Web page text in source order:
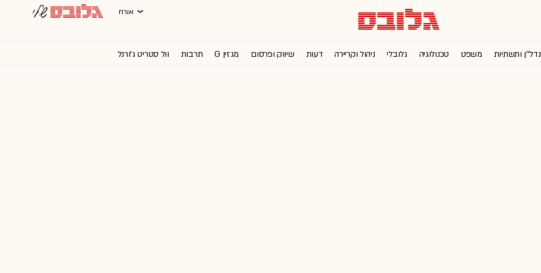
אורח
נדל''ן ותשתיות משפט טכנולוגיה גלובלי ניהול וקריירה דעות שיווק ופרסום מגזין G תרבות וול סטריט ג'ורנל